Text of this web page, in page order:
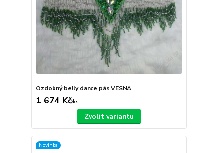
Ozdobný belly dance pás VESNA
1 674 Kč/ks
Zvolit variantu
Novinka